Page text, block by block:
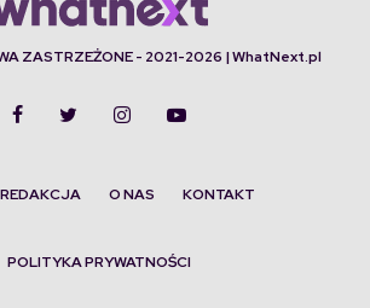
ZASTRZEŻONE - 2021-2026 | WhatNext.pl
O NAS KONTAKT
POLITYKA PRYWATNOŚCI